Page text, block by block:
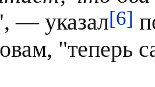
— указал[6]
"теперь